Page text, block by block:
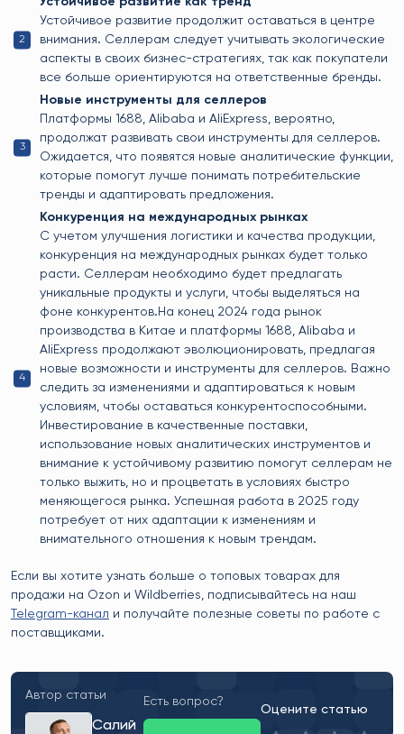
Устойчивое развитие продолжит оставаться в центре
внимания. Селлерам следует учитывать экологические
аспекты в своих бизнес-стратегиях, так как покупатели
все больше ориентируются на ответственные бренды.
Новые инструменты для селлеров
Платформы 1688, Alibaba и AliExpress, вероятно,
продолжат развивать свои инструменты для селлеров.
Ожидается, что появятся новые аналитические функции,
которые помогут лучше понимать потребительские
тренды и адаптировать предложения.
Конкуренция на международных рынках
С учетом улучшения логистики и качества продукции,
конкуренция на международных рынках будет только
расти. Селлерам необходимо будет предлагать
уникальные продукты и услуги, чтобы выделяться на
фоне конкурентов.На конец 2024 года рынок
производства в Китае и платформы 1688, Alibaba и
AliExpress продолжают эволюционировать, предлагая
новые возможности и инструменты для селлеров. Важно
следить за изменениями и адаптироваться к новым
условиям, чтобы оставаться конкурентоспособными.
Инвестирование в качественные поставки,
использование новых аналитических инструментов и
внимание к устойчивому развитию помогут селлерам не
только выжить, но и процветать в условиях быстро
меняющегося рынка. Успешная работа в 2025 году
потребует от них адаптации к изменениям и
внимательного отношения к новым трендам.
Если вы хотите узнать больше о топовых товарах для
продажи на Ozon и Wildberries, подписывайтесь на наш
Telegram-канал и получайте полезные советы по работе с
поставщиками.
Автор статьи
Салий
Есть вопрос?
Оцените статью